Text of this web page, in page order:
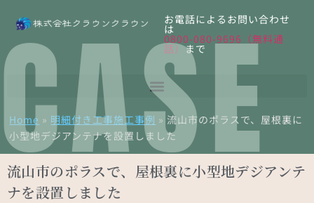
お電話によるお問い合わせ
は
0800-080-9696（無料通
話）まで
Home » 明細付き工事施工事例 »流山市のポラスで、屋根裏に
小型地デジアンテナを設置しました
流山市のポラスで、屋根裏に小型地デジアンテ
ナを設置しました
CASE